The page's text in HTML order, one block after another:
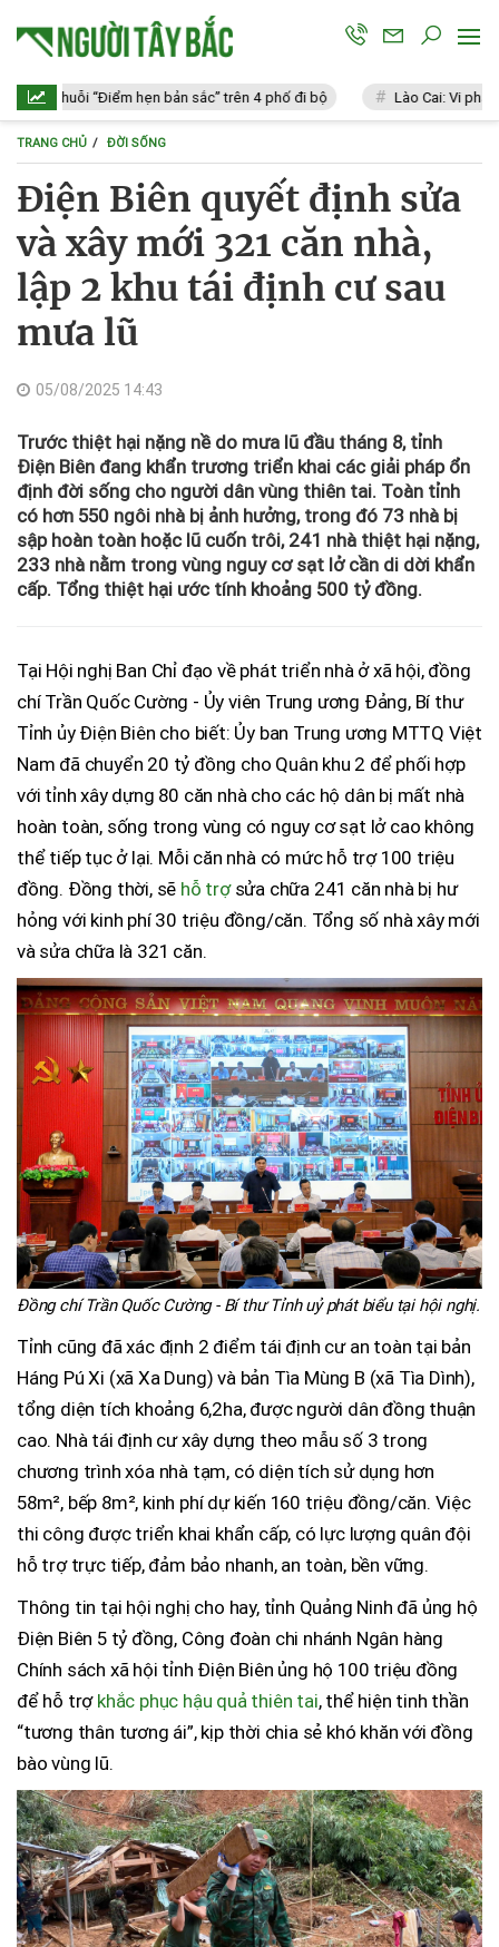
chuỗi “Điểm hẹn bản sắc” trên 4 phố đi bộ Lào Cai: Vi phạm 11
TRANG CHỦ ĐỜI SỐNG
Điện Biên quyết định sửa
và xây mới 321 căn nhà,
lập 2 khu tái định cư sau
mưa lũ
05/08/2025 14:43
Trước thiệt hại nặng nề do mưa lũ đầu tháng 8, tỉnh
Điện Biên đang khẩn trương triển khai các giải pháp ổn
định đời sống cho người dân vùng thiên tai. Toàn tỉnh
có hơn 550 ngôi nhà bị ảnh hưởng, trong đó 73 nhà bị
sập hoàn toàn hoặc lũ cuốn trôi, 241 nhà thiệt hại nặng,
233 nhà nằm trong vùng nguy cơ sạt lở cần di dời khẩn
cấp. Tổng thiệt hại ước tính khoảng 500 tỷ đồng.
Tại Hội nghị Ban Chỉ đạo về phát triển nhà ở xã hội, đồng
chí Trần Quốc Cường - Ủy viên Trung ương Đảng, Bí thư
Tỉnh ủy Điện Biên cho biết: Ủy ban Trung ương MTTQ Việt
Nam đã chuyển 20 tỷ đồng cho Quân khu 2 để phối hợp
với tỉnh xây dựng 80 căn nhà cho các hộ dân bị mất nhà
hoàn toàn, sống trong vùng có nguy cơ sạt lở cao không
thể tiếp tục ở lại. Mỗi căn nhà có mức hỗ trợ 100 triệu
đồng. Đồng thời, sẽ hỗ trợsửa chữa 241 căn nhà bị hư
hỏng với kinh phí 30 triệu đồng/căn. Tổng số nhà xây mới
và sửa chữa là 321 căn.
Đồng chí Trần Quốc Cường - Bí thư Tỉnh uỷ phát biểu tại hội nghị.
Tỉnh cũng đã xác định 2 điểm tái định cư an toàn tại bản
Háng Pú Xi (xã Xa Dung) và bản Tìa Mùng B (xã Tìa Dình),
tổng diện tích khoảng 6,2ha, được người dân đồng thuận
cao. Nhà tái định cư xây dựng theo mẫu số 3 trong
chương trình xóa nhà tạm, có diện tích sử dụng hơn
58m², bếp 8m², kinh phí dự kiến 160 triệu đồng/căn. Việc
thi công được triển khai khẩn cấp, có lực lượng quân đội
hỗ trợ trực tiếp, đảm bảo nhanh, an toàn, bền vững.
Thông tin tại hội nghị cho hay, tỉnh Quảng Ninh đã ủng hộ
Điện Biên 5 tỷ đồng, Công đoàn chi nhánh Ngân hàng
Chính sách xã hội tỉnh Điện Biên ủng hộ 100 triệu đồng
để hỗ trợ khắc phục hậu quả thiên tai, thể hiện tinh thần
“tương thân tương ái”, kịp thời chia sẻ khó khăn với đồng
bào vùng lũ.